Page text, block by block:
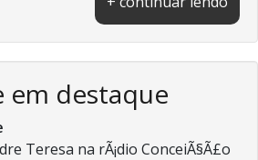
em destaque
Teresa na rÃ¡dio ConceiÃ§Ã£o